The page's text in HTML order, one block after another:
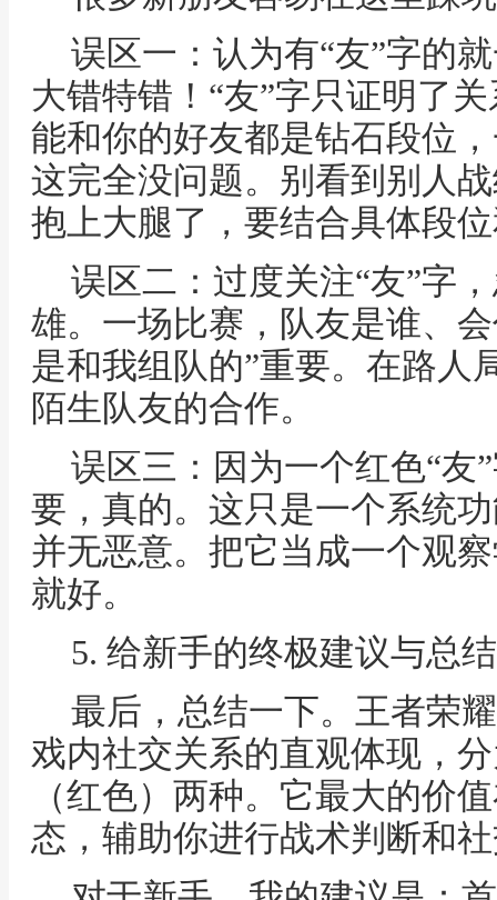
误区一：认为有“友”字的
大错特错！“友”字只证明了
能和你的好友都是钻石段位
这完全没问题。别看到别人
抱上大腿了，要结合具体段
误区二：过度关注“友”字
雄。一场比赛，队友是谁、
是和我组队的”重要。在路人
陌生队友的合作。
误区三：因为一个红色“友
要，真的。这只是一个系统
并无恶意。把它当成一个观
就好。
5. 给新手的终极建议与总结
最后，总结一下。王者荣
戏内社交关系的直观体现，
（红色）两种。它最大的价
态，辅助你进行战术判断和